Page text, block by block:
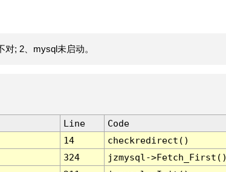
; 2、mysql未启动。
Line
Code
14
checkredirect()
324
jzmysql-